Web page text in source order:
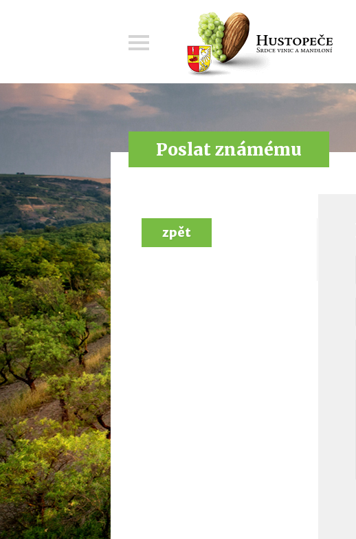
Poslat známému
zpět